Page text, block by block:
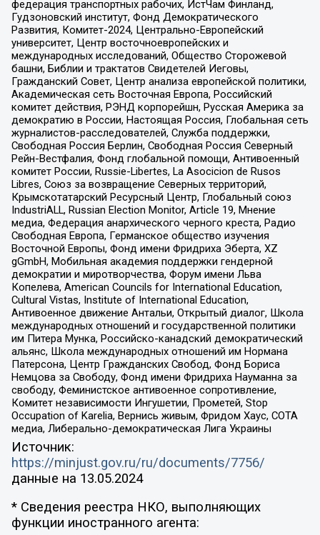
федерация транспортных рабочих, ИстЧам Финланд,
Гудзоновский институт, Фонд Демократического
Развития, Комитет-2024, Центрально-Европейский
университет, Центр восточноевропейских и
международных исследований, Общество Сторожевой
башни, Библии и трактатов Свидетелей Иеговы,
Гражданский Совет, Центр анализа европейской политики,
Академическая сеть Восточная Европа, Российский
комитет действия, РЭНД корпорейшн, Русская Америка за
демократию в России, Настоящая Россия, Глобальная сеть
журналистов-расследователей, Служба поддержки,
Свободная Россия Берлин, Свободная Россия Северный
Рейн-Вестфалия, Фонд глобальной помощи, Антивоенный
комитет России, Russie-Libertes, La Asocicion de Rusos
Libres, Союз за возвращение Северных территорий,
Крымскотатарский Ресурсный Центр, Глобальный союз
IndustriALL, Russian Election Monitor, Article 19, Мнение
медиа, Федерация анархического черного креста, Радио
Свободная Европа, Германское общество изучения
Восточной Европы, Фонд имени Фридриха Эберта, XZ
gGmbH, Мобильная академия поддержки гендерной
демократии и миротворчества, Форум имени Льва
Копелева, American Councils for International Education,
Cultural Vistas, Institute of International Education,
Антивоенное движение Антальи, Открытый диалог, Школа
международных отношений и государственной политики
им Питера Мунка, Российско-канадский демократический
альянс, Школа международных отношений им Нормана
Патерсона, Центр Гражданских Свобод, Фонд Бориса
Немцова за Свободу, Фонд имени Фридриха Науманна за
свободу, Феминистское антивоенное сопротивление,
Комитет независимости Ингушетии, Прометей, Stop
Occupation of Karelia, Вернись живым, Фридом Хаус, СОТА
медиа, Либерально-демократическая Лига Украины
Источник:
https://minjust.gov.ru/ru/documents/7756/
данные на 13.05.2024
* Сведения реестра НКО, выполняющих
функции иностранного агента: